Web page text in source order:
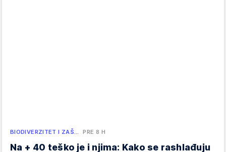
BIODIVERZITET I ZAŠ… PRE 8 H
Na + 40 teško je i njima: Kako se rashlađuju